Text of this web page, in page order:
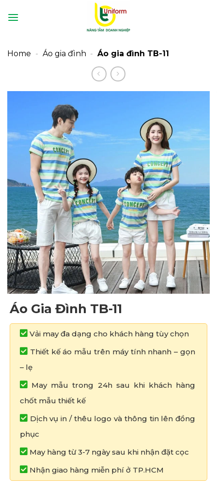
qua
Home - Áo gia đình - Áo gia đình TB-11
Áo Gia Đình TB-11
Vải may đa dạng cho khách hàng tùy chọn
Thiết kế áo mẫu trên máy tính nhanh – gọn
– lẹ
May mẫu trong 24h sau khi khách hàng
chốt mẫu thiết kế
Dịch vụ in / thêu logo và thông tin lên đồng
phục
May hàng từ 3-7 ngày sau khi nhận đặt cọc
Nhận giao hàng miễn phí ở TP.HCM